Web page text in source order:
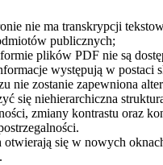
nie ma transkrypcji
publicznych;
plików PDF nie są
występują w
nie zostanie zapewniona
się niehierarchiczna
zmiany kontrastu oraz
się w nowych